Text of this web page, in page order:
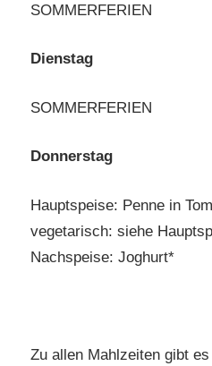
SOMMERFERIEN
Dienstag
SOMMERFERIEN
Donnerstag
Hauptspeise: Penne in
vegetarisch: siehe
Nachspeise: Joghurt*
Zu allen Mahlzeiten gibt